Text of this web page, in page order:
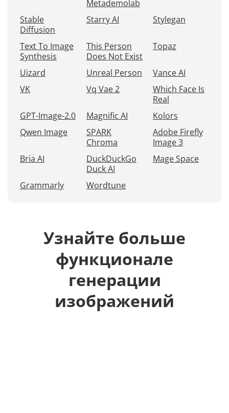
Metademolab
Stable
Diffusion
Starry AI Stylegan
Text To Image
Synthesis
This Person
Does Not Exist
Topaz
Uizard Unreal Person
Vance AI
VK
Vq Vae 2
Which Face Is
Real
GPT-Image-2.0
Magnific AI
Kolors
Qwen Image
SPARK
Chroma
Adobe Firefly
Image 3
Bria AI
DuckDuckGo
Duck AI
Mage Space
Grammarly Wordtune
Узнайте больше
функционале
генерации
изображений